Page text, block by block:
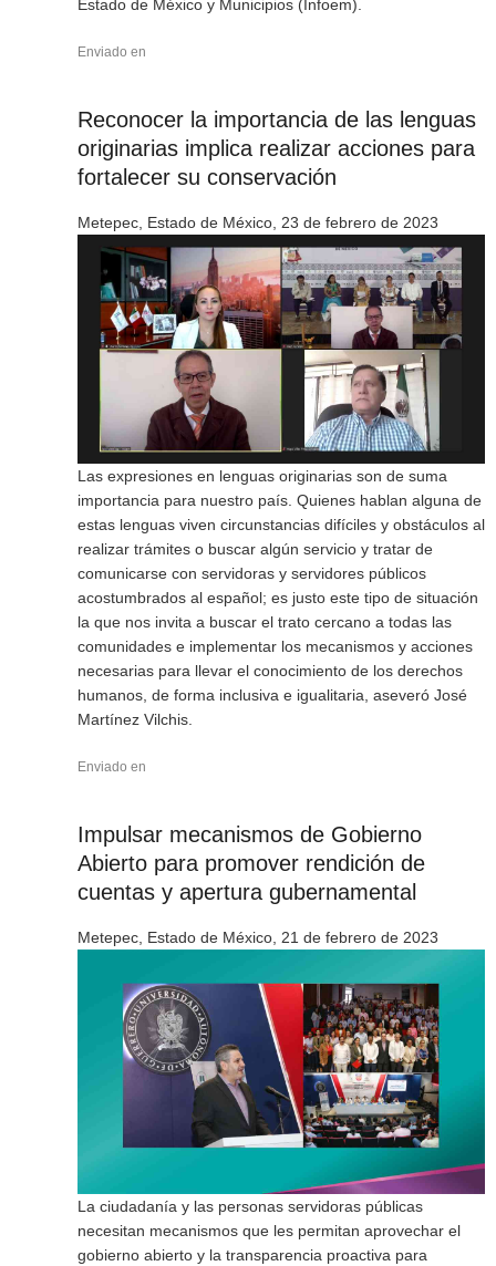
Estado de México y Municipios (Infoem).
Enviado en
Reconocer la importancia de las lenguas
originarias implica realizar acciones para
fortalecer su conservación
Metepec, Estado de México, 23 de febrero de 2023
Las expresiones en lenguas originarias son de suma
importancia para nuestro país. Quienes hablan alguna de
estas lenguas viven circunstancias difíciles y obstáculos al
realizar trámites o buscar algún servicio y tratar de
comunicarse con servidoras y servidores públicos
acostumbrados al español; es justo este tipo de situación
la que nos invita a buscar el trato cercano a todas las
comunidades e implementar los mecanismos y acciones
necesarias para llevar el conocimiento de los derechos
humanos, de forma inclusiva e igualitaria, aseveró José
Martínez Vilchis.
Enviado en
Impulsar mecanismos de Gobierno
Abierto para promover rendición de
cuentas y apertura gubernamental
Metepec, Estado de México, 21 de febrero de 2023
La ciudadanía y las personas servidoras públicas
necesitan mecanismos que les permitan aprovechar el
gobierno abierto y la transparencia proactiva para